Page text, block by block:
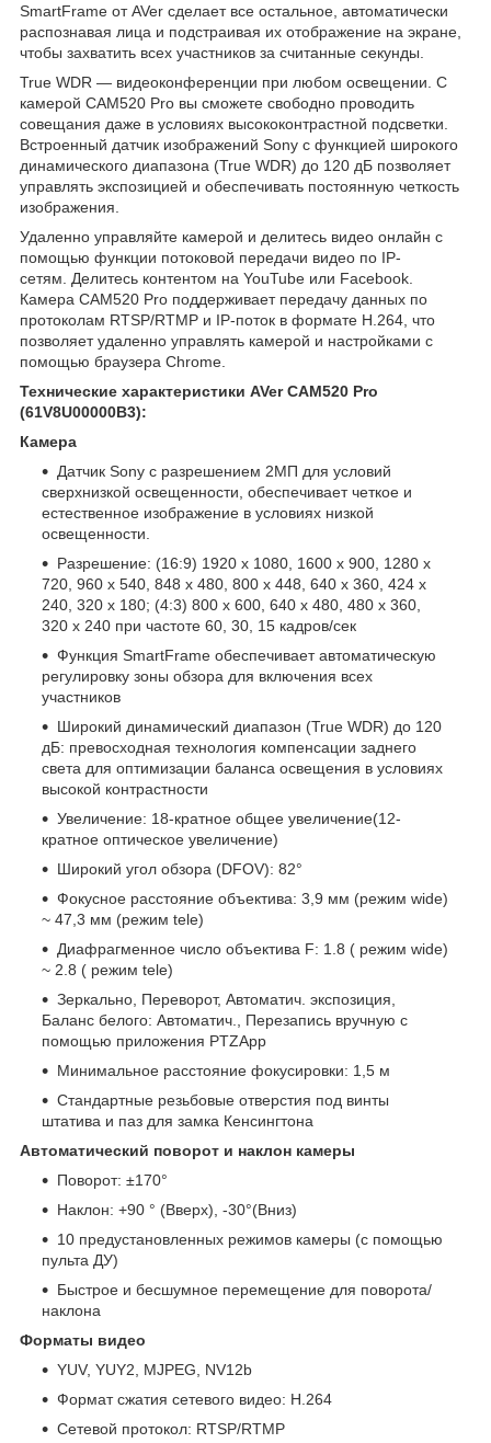
SmartFrame от AVer сделает все остальное, автоматически
распознавая лица и подстраивая их отображение на экране,
чтобы захватить всех участников за считанные секунды.
True WDR — видеоконференции при любом освещении. С
камерой CAM520 Pro вы сможете свободно проводить
совещания даже в условиях высококонтрастной подсветки.
Встроенный датчик изображений Sony с функцией широкого
динамического диапазона (True WDR) до 120 дБ позволяет
управлять экспозицией и обеспечивать постоянную четкость
изображения.
Удаленно управляйте камерой и делитесь видео онлайн с
помощью функции потоковой передачи видео по IP-
сетям. Делитесь контентом на YouTube или Facebook.
Камера CAM520 Pro поддерживает передачу данных по
протоколам RTSP/RTMP и IP-поток в формате H.264, что
позволяет удаленно управлять камерой и настройками с
помощью браузера Chrome.
Технические характеристики AVer CAM520 Pro
(61V8U00000B3):
Камера
Датчик Sony с разрешением 2MП для условий
сверхнизкой освещенности, обеспечивает четкое и
естественное изображение в условиях низкой
освещенности.
Разрешение: (16:9) 1920 x 1080, 1600 x 900, 1280 x
720, 960 x 540, 848 x 480, 800 x 448, 640 x 360, 424 x
240, 320 x 180; (4:3) 800 x 600, 640 x 480, 480 x 360,
320 x 240 при частоте 60, 30, 15 кадров/сек
Функция SmartFrame обеспечивает автоматическую
регулировку зоны обзора для включения всех
участников
Широкий динамический диапазон (True WDR) до 120
дБ: превосходная технология компенсации заднего
света для оптимизации баланса освещения в условиях
высокой контрастности
Увеличение: 18-кратное общее увеличение(12-
кратное оптическое увеличение)
Широкий угол обзора (DFOV): 82°
Фокусное расстояние объектива: 3,9 мм (режим wide)
~ 47,3 мм (режим tele)
Диафрагменное число объектива F: 1.8 ( режим wide)
~ 2.8 ( режим tele)
Зеркально, Переворот, Автоматич. экспозиция,
Баланс белого: Автоматич., Перезапись вручную с
помощью приложения PTZApp
Минимальное расстояние фокусировки: 1,5 м
Стандартные резьбовые отверстия под винты
штатива и паз для замка Кенсингтона
Автоматический поворот и наклон камеры
Поворот: ±170°
Наклон: +90 ° (Вверх), -30°(Вниз)
10 предустановленных режимов камеры (с помощью
пульта ДУ)
Быстрое и бесшумное перемещение для поворота/
наклона
Форматы видео
YUV, YUY2, MJPEG, NV12b
Формат сжатия сетевого видео: H.264
Сетевой протокол: RTSP/RTMP